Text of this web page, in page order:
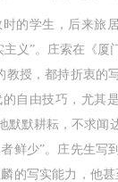
的学生，后来旅
义”。庄索在《厦
教授，都持折衷的
自由技巧，尤其
默默耕耘，不求闻
鲜少”。庄先生写
的写实能力，他甚